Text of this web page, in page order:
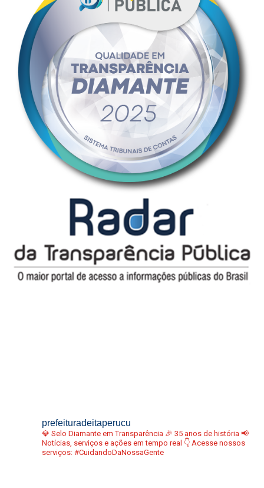
prefeituradeitaperucu
💎 Selo Diamante em Transparência 🎉 35 anos de história 📢
Notícias, serviços e ações em tempo real 👇 Acesse nossos
serviços: #CuidandoDaNossaGente